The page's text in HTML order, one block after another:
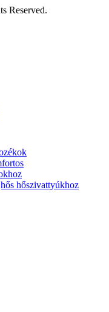
Reserved.
hőszivattyúkhoz